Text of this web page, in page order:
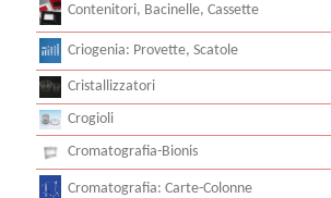
Contenitori, Bacinelle, Cassette
Criogenia: Provette, Scatole
Cristallizzatori
Crogioli
Cromatografia-Bionis
Cromatografia: Carte-Colonne